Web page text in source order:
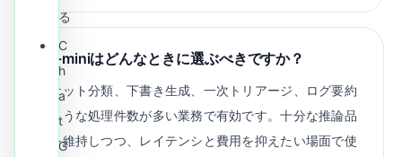
o4-miniはどんなときに選ぶべきですか？
チケット分類、下書き生成、一次トリアージ、ログ要約
のような処理件数が多い業務で有効です。十分な推論品
質を維持しつつ、レイテンシと費用を抑えたい場面で使
る
C
h
a
t
G